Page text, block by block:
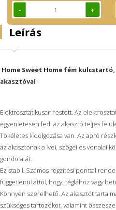
- +
Leírás
Home Sweet Home fém
akasztóval
Elektrosztatikusan festett. Az
egyenletesen fedi az akasztó teljes
Tökéletes kidolgozása van. Az apró
az akasztónak a ívei, szögei és vonalai
gondolatát.
Ez stabil. Számos rögzítési ponttal
függetlenül attól, hogy, téglához vagy
Könnyen szerelhető. Az akasztót
szükséges tartozékot, valamint